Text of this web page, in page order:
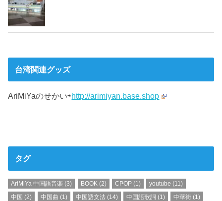
台湾関連グッズ
AriMiYaのせかい⇨http://arimiyan.base.shop
タグ
AriMiYa 中国語音楽 (3) BOOK(2) CPOP(1) youtube (11)
中国 (2) 中国曲 (1) 中国語文法 (14) 中国語歌詞 (1) 中華街 (1)